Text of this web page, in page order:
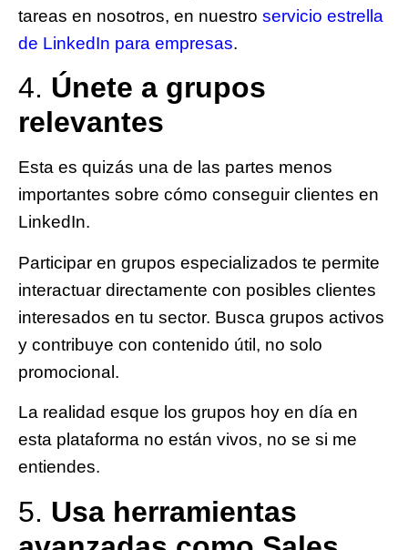
tareas en nosotros, en nuestro servicio estrella
de LinkedIn para empresas.
4. Únete a grupos
relevantes
Esta es quizás una de las partes menos
importantes sobre cómo conseguir clientes en
LinkedIn.
Participar en grupos especializados te permite
interactuar directamente con posibles clientes
interesados en tu sector. Busca grupos activos
y contribuye con contenido útil, no solo
promocional.
La realidad esque los grupos hoy en día en
esta plataforma no están vivos, no se si me
entiendes.
5. Usa herramientas